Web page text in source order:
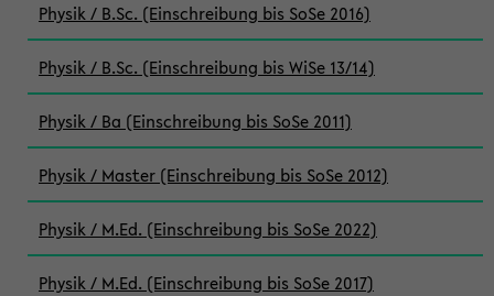
Physik / B.Sc. (Einschreibung bis SoSe 2016)
Physik / B.Sc. (Einschreibung bis WiSe 13/14)
Physik / Ba (Einschreibung bis SoSe 2011)
Physik / Master (Einschreibung bis SoSe 2012)
Physik / M.Ed. (Einschreibung bis SoSe 2022)
Physik / M.Ed. (Einschreibung bis SoSe 2017)